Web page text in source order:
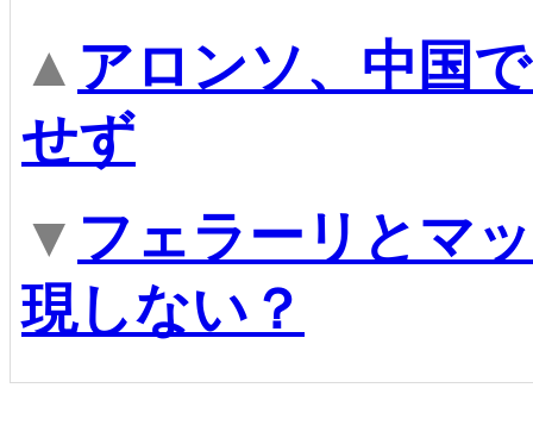
▲ アロンソ、中国
せず
▼ フェラーリとマ
現しない？